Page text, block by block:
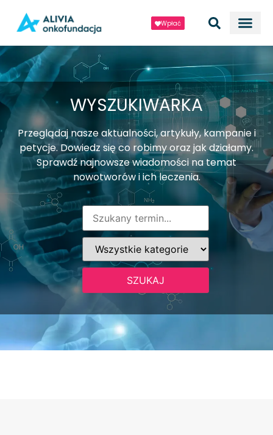
Wpłać
WYSZUKIWARKA
Przeglądaj nasze aktualności, artykuły, kampanie i
petycje. Dowiedz się co robimy oraz jak działamy.
Sprawdź najnowsze wiadomości na temat
nowotworów i ich leczenia.